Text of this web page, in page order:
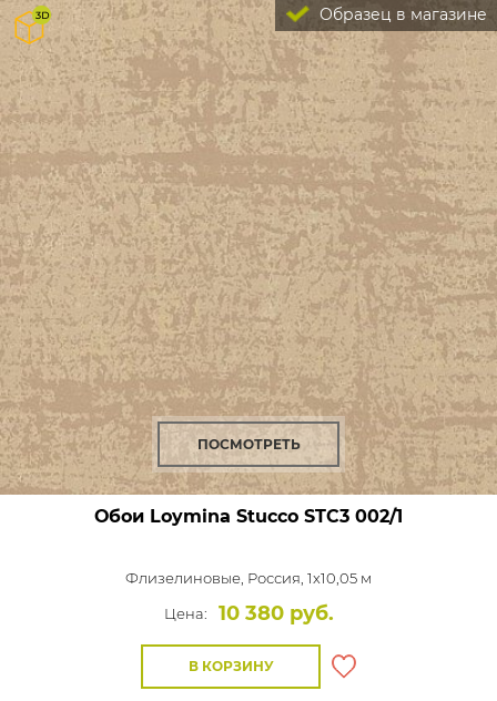
Образец в магазине
ПОСМОТРЕТЬ
Обои Loymina Stucco STC3 002/1
Флизелиновые, Россия, 1x10,05 м
Цена:
10 380 руб.
В КОРЗИНУ